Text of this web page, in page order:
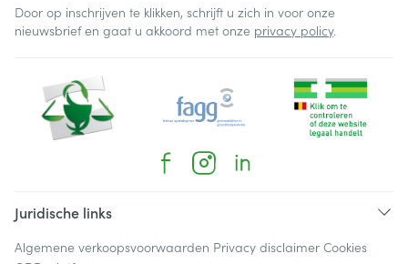
Door op inschrijven te klikken, schrijft u zich in voor onze
nieuwsbrief en gaat u akkoord met onze privacy policy.
Juridische links
Algemene verkoopsvoorwaarden Privacy disclaimer Cookies